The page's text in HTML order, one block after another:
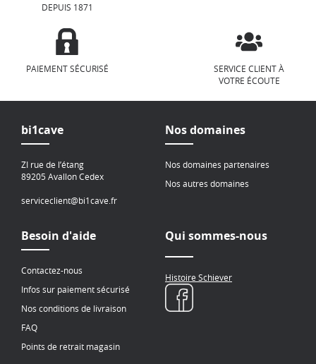
DEPUIS 1871
PAIEMENT SÉCURISÉ
SERVICE CLIENT À
VOTRE ÉCOUTE
bi1cave
ZI rue de l’étang
89205 Avallon Cedex
serviceclient@bi1cave.fr
Nos domaines
Nos domaines partenaires
Nos autres domaines
Besoin d'aide
Contactez-nous
Infos sur paiement sécurisé
Nos conditions de livraison
FAQ
Points de retrait magasin
Qui sommes-nous
Histoire Schiever